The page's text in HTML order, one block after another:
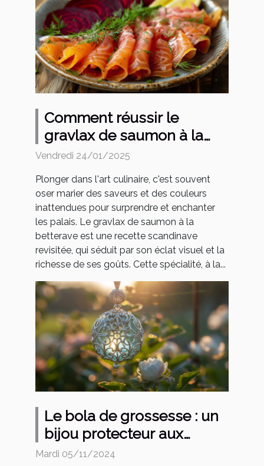
Comment réussir le
gravlax de saumon à la
betterave : étapes et
Vendredi 24/01/2025
Plonger dans l'art culinaire, c'est souvent
oser marier des saveurs et des couleurs
inattendues pour surprendre et enchanter
les palais. Le gravlax de saumon à la
betterave est une recette scandinave
revisitée, qui séduit par son éclat visuel et la
richesse de ses goûts. Cette spécialité, à la...
Le bola de grossesse : un
bijou protecteur aux
multiples facettes
Mardi 05/11/2024